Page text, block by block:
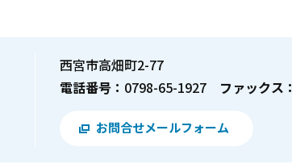
西宮市高畑町2-77
電話番号： 0798-65-1927 ファックス：
お問合せメールフォーム